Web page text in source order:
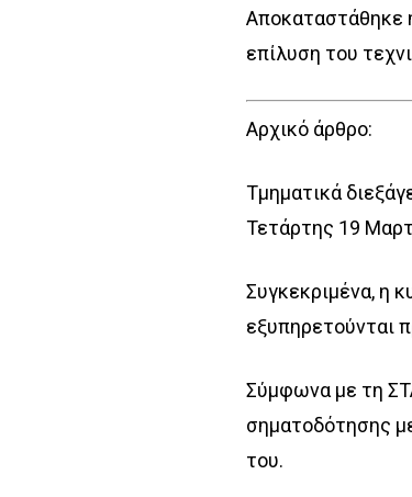
Αποκαταστάθηκε
επίλυση του
Αρχικό άρθρο:
Τμηματικά
Τετάρτης 19
Συγκεκριμένα, η
εξυπηρετούνται
Σύμφωνα με τη
σηματοδότησης
του.